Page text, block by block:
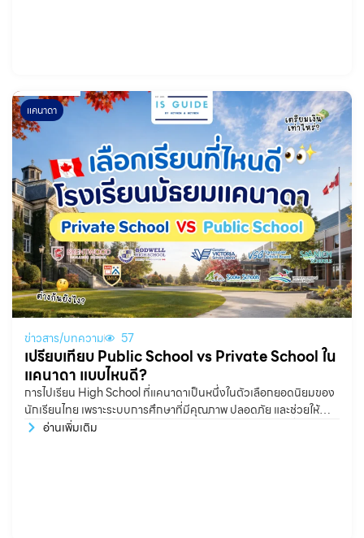
แคนาดา
ข่าวสาร/บทความ 57
เปรียบเทียบ Public School vs Private School ใน
แคนาดา แบบไหนดี?
การไปเรียน High School ที่แคนาดาเป็นหนึ่งในตัวเลือกยอดนิยมของ
นักเรียนไทย เพราะระบบการศึกษาที่มีคุณภาพ ปลอดภัย และช่วยให้
นักเรียนได้ฝึกภาษาอังกฤษในสภาพแวดล้อมจริง แต่คำถามที่น้องๆ
อ่านเพิ่มเติม